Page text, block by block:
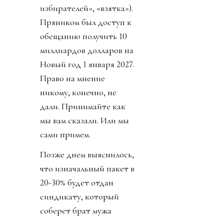
избирателей», «взятка»).
Пряником был доступ к
обещанию получить 10
миллиардов долларов на
Новый год 1 января 2027.
Право на мнение
никому, конечно, не
дали. Принимайте как
мы вам сказали. Или мы
сами примем.
Позже днем выяснилось,
что изначальный пакет в
20-30% будет отдан
синдикату, который
соберет брат мужа